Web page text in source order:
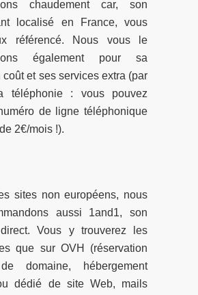
chaudement car, son
localisé en France, vous
référencé. Nous vous le
également pour sa
et ses services extra (par
téléphonie : vous pouvez
de ligne téléphonique
2€/mois !).
sites non européens, nous
aussi 1and1, son
Vous y trouverez les
que sur OVH (réservation
domaine, hébergement
dédié de site Web, mails